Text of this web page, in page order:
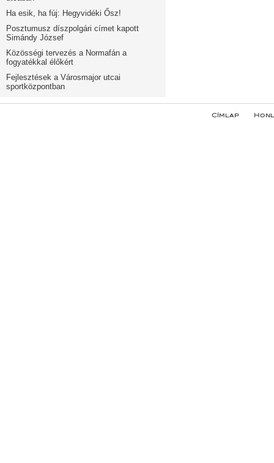
Ha esik, ha fúj: Hegyvidéki Ősz!
Posztumusz díszpolgári címet kapott
Simándy József
Közösségi tervezés a Normafán a
fogyatékkal élőkért
Fejlesztések a Városmajor utcai
sportközpontban
Címlap